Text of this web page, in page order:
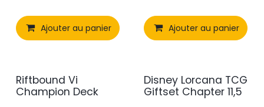
Ajouter au panier Comparer Ajouter à
Ajouter au panier
Riftbound Vi
Champion Deck
Disney Lorcana TCG
Giftset Chapter 11,5